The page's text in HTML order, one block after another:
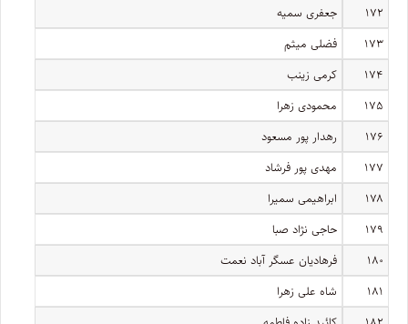
۱۷۲
جعفری سمیه
۱۷۳
فضلی میثم
۱۷۴
کرمی زینب
۱۷۵
محمودی زهرا
۱۷۶
رهدار پور مسعود
۱۷۷
مهدی پور فرشاد
۱۷۸
ابراهیمی سمیرا
۱۷۹
حاجی نژاد صبا
۱۸۰
فرهادیان عسگر آباد نعمت
۱۸۱
شاه علی زهرا